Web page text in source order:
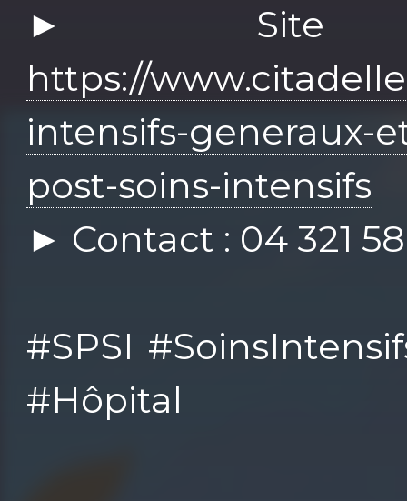
► Site
https://
intensifs-generaux-
post-soins-intensifs
► Contact : 04 321
#SPSI
#Hôpital